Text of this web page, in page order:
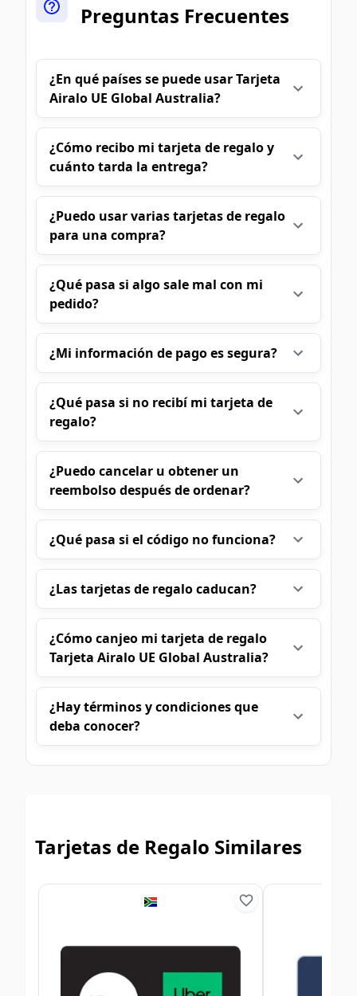
Preguntas Frecuentes
¿En qué países se puede usar Tarjeta
Airalo UE Global Australia?
¿Cómo recibo mi tarjeta de regalo y
cuánto tarda la entrega?
¿Puedo usar varias tarjetas de regalo
para una compra?
¿Qué pasa si algo sale mal con mi
pedido?
¿Mi información de pago es segura?
¿Qué pasa si no recibí mi tarjeta de
regalo?
¿Puedo cancelar u obtener un
reembolso después de ordenar?
¿Qué pasa si el código no funciona?
¿Las tarjetas de regalo caducan?
¿Cómo canjeo mi tarjeta de regalo
Tarjeta Airalo UE Global Australia?
¿Hay términos y condiciones que
deba conocer?
Tarjetas de Regalo Similares